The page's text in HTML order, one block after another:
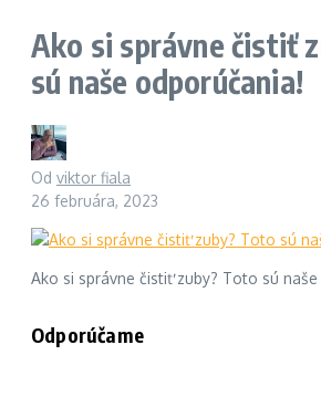
Ako si správne čistiť
sú naše odporúčania!
Od viktor fiala
26 februára, 2023
Ako si správne čistiť zuby? Toto sú
Odporúčame